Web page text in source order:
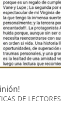
DE LECTORES